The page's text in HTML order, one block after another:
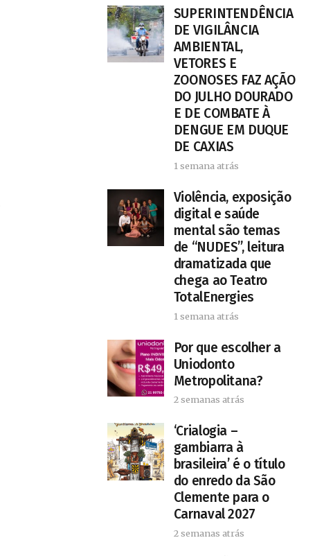
SUPERINTENDÊNCIA
DE VIGILÂNCIA
AMBIENTAL,
VETORES E
ZOONOSES FAZ AÇÃO
DO JULHO DOURADO
E DE COMBATE À
DENGUE EM DUQUE
DE CAXIAS
1 semana atrás
Violência, exposição
digital e saúde
mental são temas
de “NUDES”, leitura
dramatizada que
chega ao Teatro
TotalEnergies
1 semana atrás
Por que escolher a
Uniodonto
Metropolitana?
2 semanas atrás
‘Crialogia –
gambiarra à
brasileira’ é o título
do enredo da São
Clemente para o
Carnaval 2027
2 semanas atrás